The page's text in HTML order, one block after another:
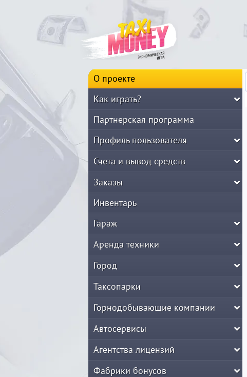
О проекте
Как играть?
Партнерская программа
Профиль пользователя
Счета и вывод средств
Заказы
Инвентарь
Гараж
Аренда техники
Город
Таксопарки
Горнодобывающие компании
Автосервисы
Агентства лицензий
Фабрики бонусов